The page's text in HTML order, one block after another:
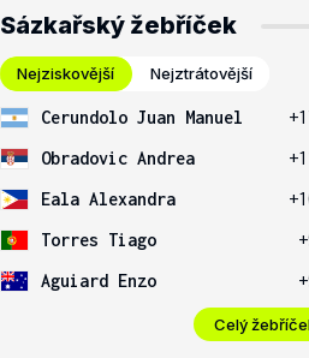
Sázkařský žebříček
Nejziskovější Nejztrátovější
Cerundolo Juan Manuel
Obradovic Andrea
Eala Alexandra
Torres Tiago
Aguiard Enzo
Celý